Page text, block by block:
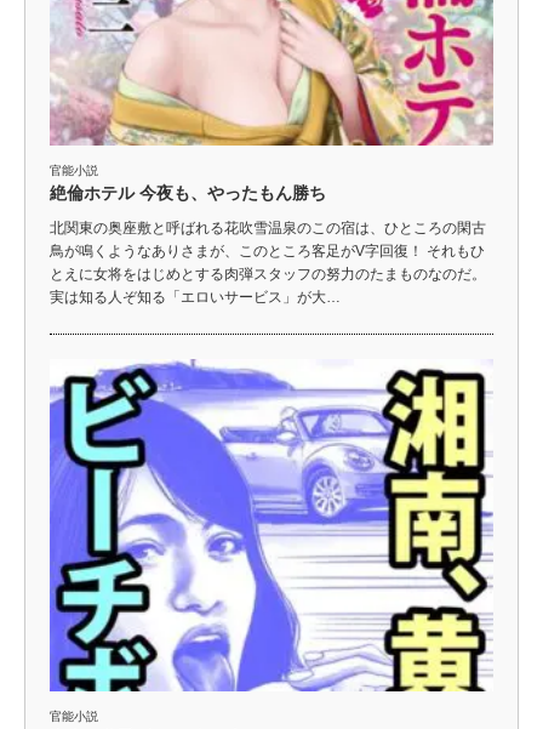
官能小説
絶倫ホテル 今夜も、やったもん勝ち
北関東の奥座敷と呼ばれる花吹雪温泉のこの宿は、ひところの閑古
鳥が鳴くようなありさまが、このところ客足がV字回復！ それもひ
とえに女将をはじめとする肉弾スタッフの努力のたまものなのだ。
実は知る人ぞ知る「エロいサービス」が大…
官能小説